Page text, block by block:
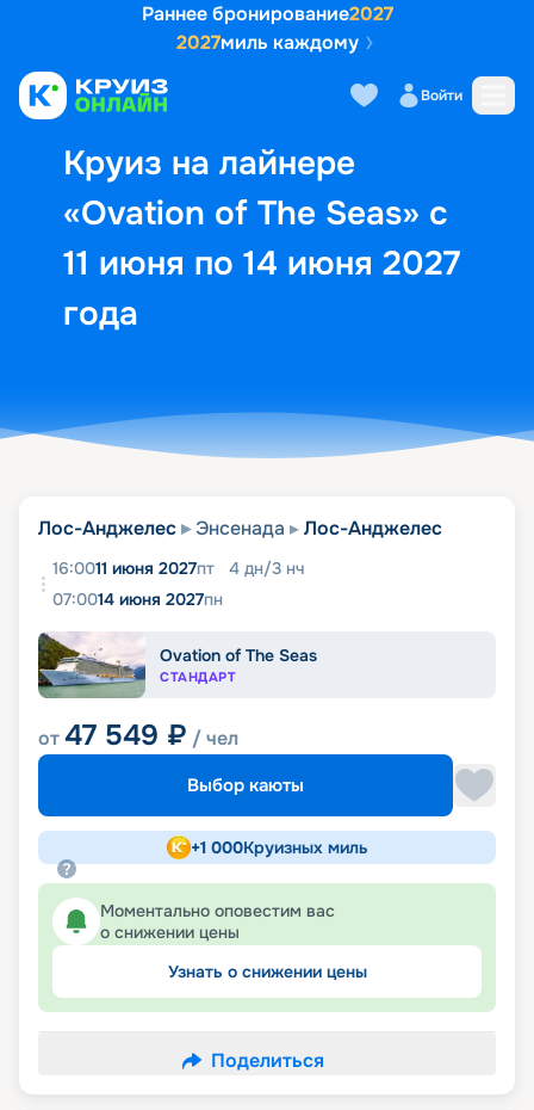
Раннее бронирование2027
2027миль каждому
Войти
Круиз на лайнере
«Ovation of The Seas» с
11 июня по 14 июня 2027
года
Выбор кают Маршрут и
Лос-Анджелес Энсенада Лос-Анджелес
16:0011 июня 2027пт 4 дн/3 нч
07:0014 июня 2027пн
Ovation of The Seas
СТАНДАРТ
от47 549 ₽ / чел
Выбор каюты
+1 000Круизных миль
Моментально оповестим вас
о снижении цены
Узнать о снижении цены
Поделиться